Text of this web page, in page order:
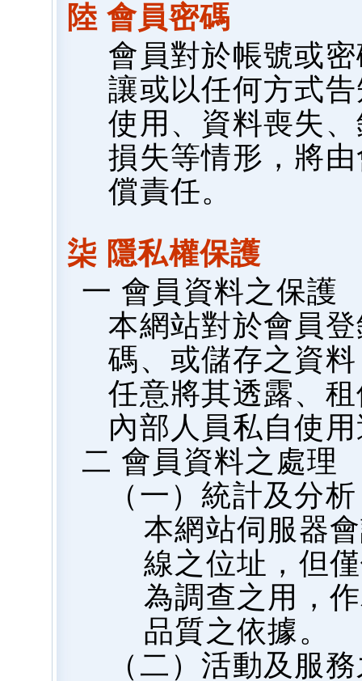
陸 會員密碼
會員對於帳號或
讓或以任何方式
使用、資料喪失
損失等情形，將
償責任。
柒 隱私權保護
一 會員資料之保護
本網站對於會員
碼、或儲存之資
任意將其透露、
內部人員私自使
二 會員資料之處理
（一）統計及分析
本網站伺服器
線之位址，但
為調查之用，
品質之依據。
（二）活動及服